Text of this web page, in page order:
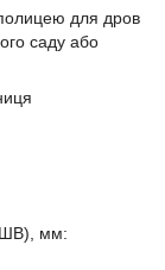
для дров
саду або
мм: